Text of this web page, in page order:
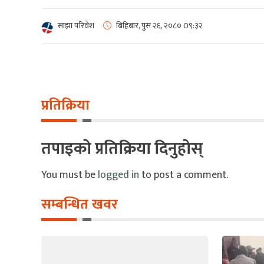
साझा परिवेश बिहिबार, पुस २६, २०८०0९:३२
प्रतिक्रिया
तपाइको प्रतिक्रिया दिनुहोस्
You must belogged in to post a comment.
सम्बन्धित खवर